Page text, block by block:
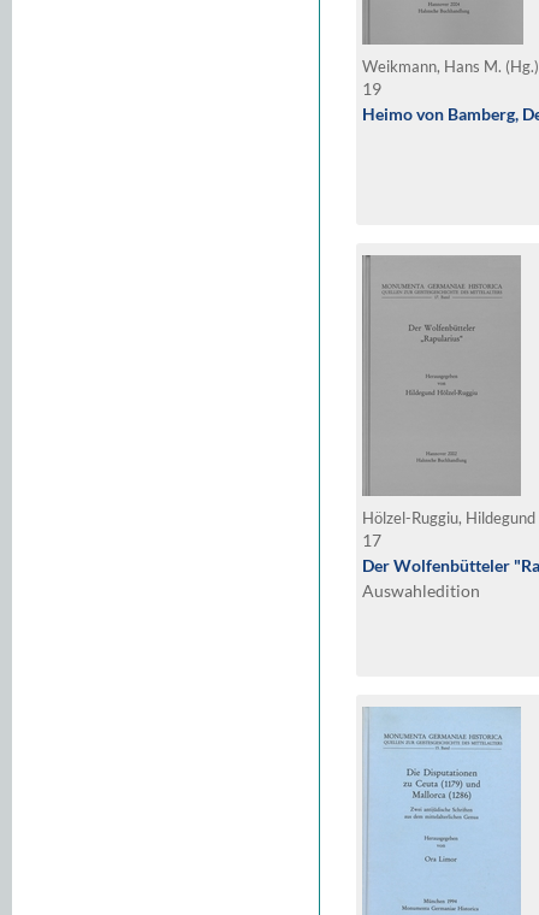
Weikmann, Hans M.
19
Heimo von Bamberg,
Hölzel-Ruggiu,
17
Der Wolfenbütteler
Auswahledition